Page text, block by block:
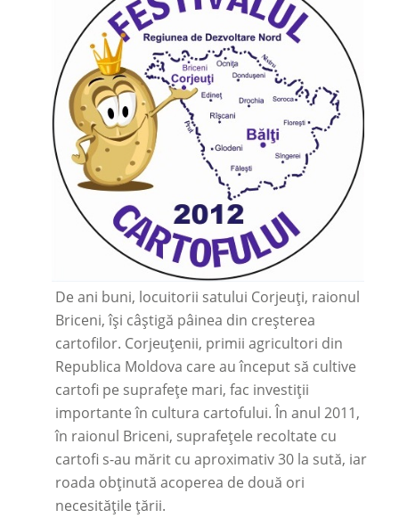
De ani buni, locuitorii satului Corjeuți, raionul
Briceni, își câștigă pâinea din creșterea
cartofilor. Corjeuțenii, primii agricultori din
Republica Moldova care au început să cultive
cartofi pe suprafețe mari, fac investiții
importante în cultura cartofului. În anul 2011,
în raionul Briceni, suprafețele recoltate cu
cartofi s-au mărit cu aproximativ 30 la sută, iar
roada obținută acoperea de două ori
necesitățile țării.